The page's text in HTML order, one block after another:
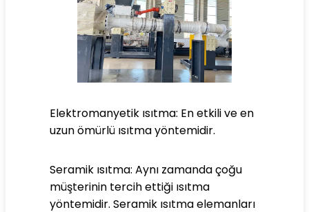
Elektromanyetik ısıtma: En etkili ve en
uzun ömürlü ısıtma yöntemidir.
Seramik ısıtma: Aynı zamanda çoğu
müşterinin tercih ettiği ısıtma
yöntemidir. Seramik ısıtma elemanları